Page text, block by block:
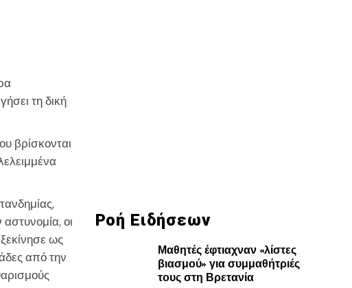
τη δική
βρίσκονται
οι
ως
από την
Ροή Ειδήσεων
Μαθητές έφτιαχναν «λίστες
βιασμού» για συμμαθήτριές
τους στη Βρετανία